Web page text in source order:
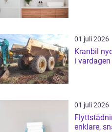
01 juli 2026
Kranbil nyckeln till säkra och smidiga lyft
i vardagen
01 juli 2026
Flyttstädning
enklare,